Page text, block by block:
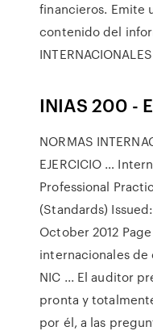
financieros. Emite
contenido del
INIAS 200 -
NORMAS
EJERCICIO …
Professional
(Standards)
October 2012
internacionales
NIC ... El auditor
pronta y
por él, a las